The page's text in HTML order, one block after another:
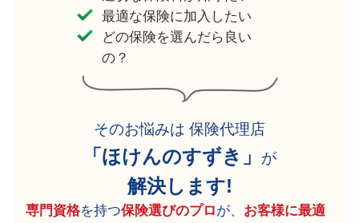
最適な保険に加入したい
どの保険を選んだら良い
の？
そのお悩みは 保険代理店
「ほけんのすずき」 が
解決します!
専門資格を持つ保険選びのプロが、 お客様に最適